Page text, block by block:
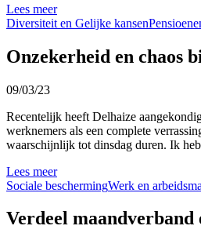
Lees meer
Diversiteit en Gelijke kansen
Onzekerheid en chaos
09/03/23
Recentelijk heeft Delhaize
werknemers als een complete
waarschijnlijk tot dinsdag duren. Ik
Lees meer
Sociale beschermingWerk en
Verdeel maandverband